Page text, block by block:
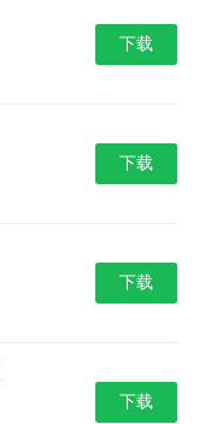
下载
下载
下载
下载